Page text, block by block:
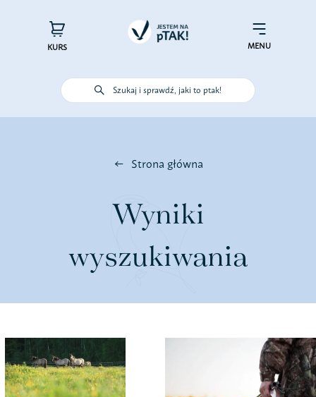
KURS MENU
Szukaj i sprawdź, jaki to ptak!
Poznaj ptaki
Poznaj nas – zespół Jestem na
pTAK!
Sprawdź efekty
Strona główna
Wyniki
wyszukiwania